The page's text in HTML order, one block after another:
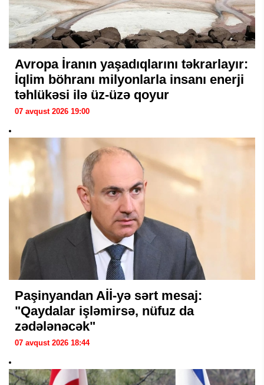
Avropa İranın yaşadıqlarını təkrarlayır:
İqlim böhranı milyonlarla insanı enerji
təhlükəsi ilə üz-üzə qoyur
07 avqust 2026 19:00
Paşinyandan Aİİ-yə sərt mesaj:
"Qaydalar işləmirsə, nüfuz da
zədələnəcək"
07 avqust 2026 18:44